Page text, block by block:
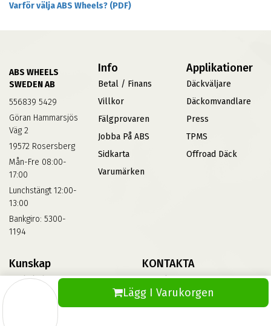
Lägg I Varukorgen
Varför välja ABS Wheels? (PDF)
ABS WHEELS
SWEDEN AB
556839 5429
Göran Hammarsjös
Väg 2
19572 Rosersberg
Mån-Fre 08:00-
17:00
Lunchstängt 12:00-
13:00
Bankgiro: 5300-
1194
Info
Betal / Finans
Villkor
Fälgprovaren
Jobba På ABS
Sidkarta
Varumärken
Applikationer
Däckväljare
Däckomvandlare
Press
TPMS
Offroad Däck
Kunskap
Däckskola
KONTAKTA
Kontakta Oss
Vinterdäck